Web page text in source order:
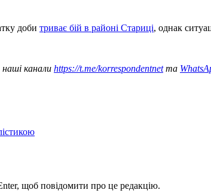
доби триває бій в районі Стариці, однак
канали https://t.me/korrespondentnetта
щоб повідомити про це редакцію.